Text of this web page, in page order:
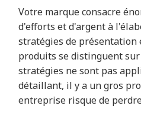
Votre marque consacre
d'efforts et d'argent à
stratégies de présentation
produits se distinguent sur
stratégies ne sont pas
détaillant, il y a un gros
entreprise risque de